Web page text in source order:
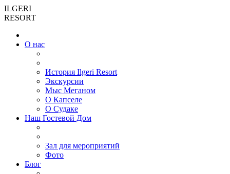
ILGERI
RESORT
О нас
История Ilgeri Resort
Экскурсии
Мыс Меганом
О Капселе
О Судаке
Наш Гостевой Дом
Зал для мероприятий
Фото
Блог